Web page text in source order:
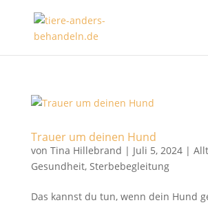
Trauer um deinen Hund
von Tina Hillebrand | Juli 5, 2024|
Gesundheit, Sterbebegleitung
Das kannst du tun, wenn dein Hund